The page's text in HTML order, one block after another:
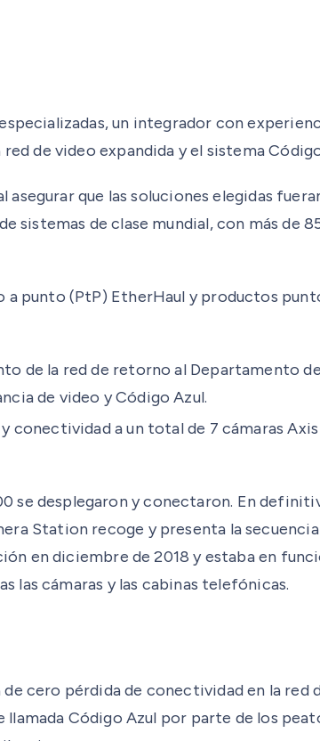
un integrador con
de video expandida y el sistema
que las soluciones elegidas
de clase mundial, con más de
a punto (PtP) EtherHaul y productos
de la red de retorno al Departamento
de video y Código Azul.
a un total de 7 cámaras
se desplegaron y conectaron. En
Station recoge y presenta la
en diciembre de 2018 y estaba en
las cámaras y las cabinas telefónicas.
cero pérdida de conectividad en la
Código Azul por parte de los